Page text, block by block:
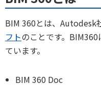
BIM 360とは、Autodesk
フトのことです。
ています。
BIM 360 Doc